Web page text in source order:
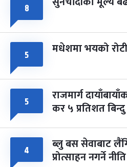
८
५ मधेशमा भयको
५ राजमार्ग
कर ५ प्रतिशत
४ ब्लु बस सेवाबाट
प्रोत्साहन नगर्ने